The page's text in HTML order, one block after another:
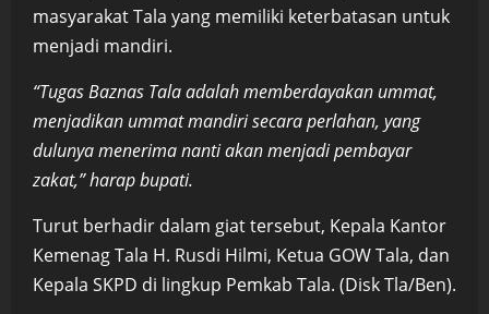
masyarakat Tala yang memiliki keterbatasan untuk
menjadi mandiri.
“Tugas Baznas Tala adalah memberdayakan ummat,
menjadikan ummat mandiri secara perlahan, yang
dulunya menerima nanti akan menjadi pembayar
zakat,” harap bupati.
Turut berhadir dalam giat tersebut, Kepala Kantor
Kemenag Tala H. Rusdi Hilmi, Ketua GOW Tala, dan
Kepala SKPD di lingkup Pemkab Tala. (Disk Tla/Ben).